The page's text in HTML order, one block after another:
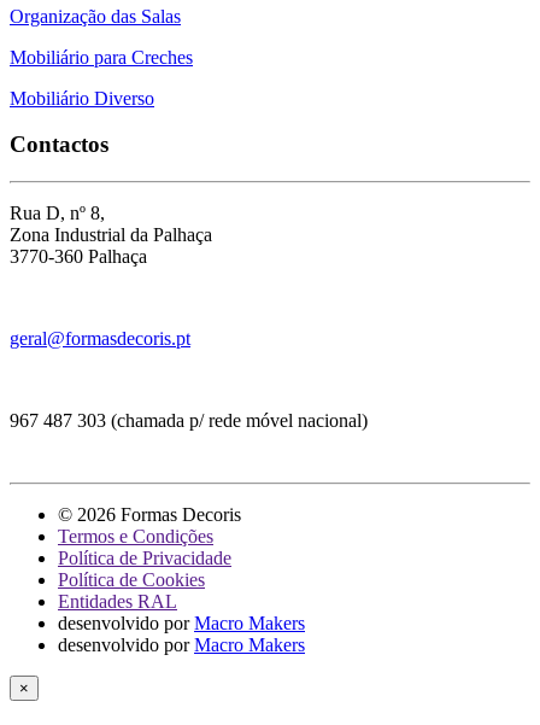
Organização das Salas
Mobiliário para Creches
Mobiliário Diverso
Contactos
Rua D, nº 8,
Zona Industrial da Palhaça
3770-360 Palhaça
geral@formasdecoris.pt
967 487 303 (chamada p/ rede móvel nacional)
© 2026 Formas Decoris
Termos e Condições
Política de Privacidade
Política de Cookies
Entidades RAL
desenvolvido porMacro Makers
desenvolvido porMacro Makers
×